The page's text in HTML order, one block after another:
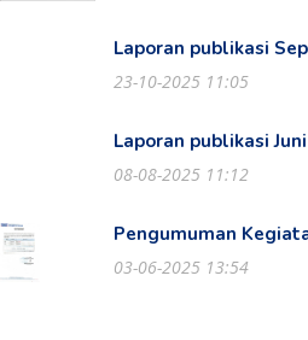
Laporan publikasi
23-10-2025 11:05
Laporan publikasi
08-08-2025 11:12
Pengumuman
03-06-2025 13:54